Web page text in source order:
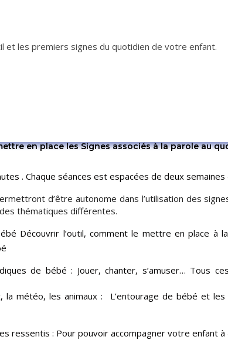
et les premiers signes du quotidien de votre enfant.
en place les Signes associés à la parole au
. Chaque séances est espacées de deux semaines
d’être autonome dans l’utilisation des
thématiques différentes.
Découvrir l’outil, comment le mettre en place
de bébé : Jouer, chanter, s’amuser… Tous
la météo, les animaux : L’entourage de bébé et
ressentis : Pour pouvoir accompagner votre enfant à